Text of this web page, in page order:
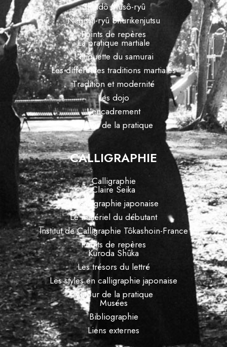
Shindô Musô-ryû
Negishi-ryû Shurikenjutsu
Points de repères
La pratique martiale
L’étiquette du samurai
Les différentes traditions martiales
Tradition et modernité
Les dojo
L’encadrement
Autour de la pratique
CALLIGRAPHIE
Calligraphie
Claire Seika
La calligraphie japonaise
Le matériel du débutant
Institut de Calligraphie Tôkashoin-France
Points de repères
Kuroda Shûka
Les trésors du lettré
Les styles en calligraphie japonaise
Autour de la pratique
Musées
Bibliographie
Liens externes